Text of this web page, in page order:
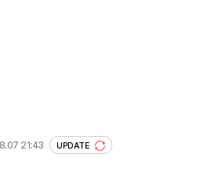
21:43 UPDATE